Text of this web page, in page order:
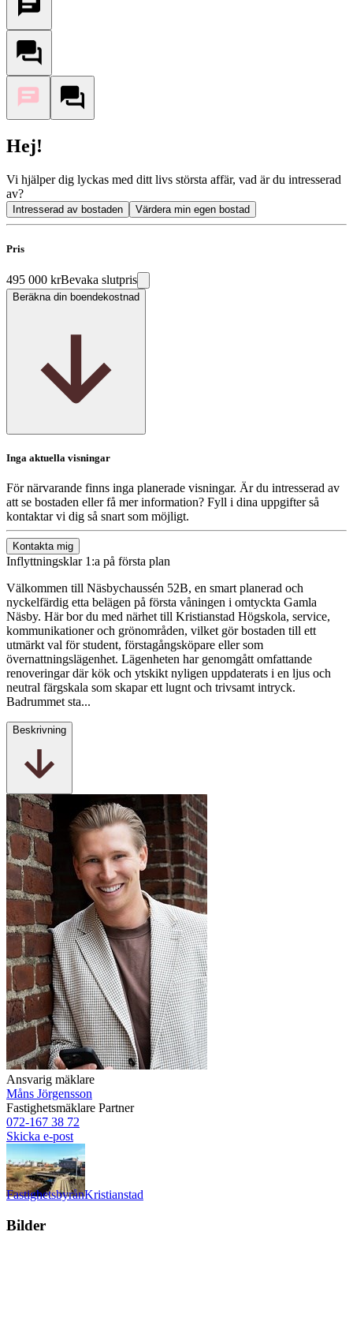
Hej!
Vi hjälper dig lyckas med ditt livs största affär, vad är du intresserad
av?
Intresserad av bostaden Värdera min egen bostad
Pris
495 000 krBevaka slutpris
Beräkna din boendekostnad
Inga aktuella visningar
För närvarande finns inga planerade visningar. Är du intresserad av
att se bostaden eller få mer information? Fyll i dina uppgifter så
kontaktar vi dig så snart som möjligt.
Kontakta mig
Inflyttningsklar 1:a på första plan
Välkommen till Näsbychaussén 52B, en smart planerad och
nyckelfärdig etta belägen på första våningen i omtyckta Gamla
Näsby. Här bor du med närhet till Kristianstad Högskola, service,
kommunikationer och grönområden, vilket gör bostaden till ett
utmärkt val för student, förstagångsköpare eller som
övernattningslägenhet. Lägenheten har genomgått omfattande
renoveringar där kök och ytskikt nyligen uppdaterats i en ljus och
neutral färgskala som skapar ett lugnt och trivsamt intryck.
Badrummet sta...
Beskrivning
Ansvarig mäklare
Måns Jörgensson
Fastighetsmäklare Partner
072-167 38 72
Skicka e-post
FastighetsbyrånKristianstad
Bilder